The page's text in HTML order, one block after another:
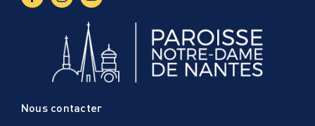
Nous contacter